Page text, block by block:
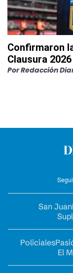
Confirmaron
Clausura 2026
PorRedacción
San Juan
Policiales
El